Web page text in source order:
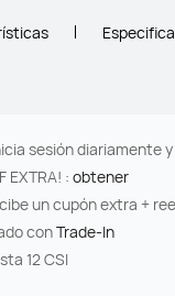
sesión diariamente
EXTRA! : obtener
un cupón extra +
conTrade-In
12 CSI